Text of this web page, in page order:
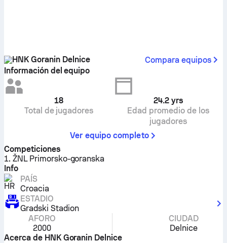
HNK Goranin Delnice
Compara equipos
Información del equipo
18
Total de jugadores
24.2 yrs
Edad promedio de los
jugadores
Ver equipo completo
Competiciones
1. ŽNL Primorsko-goranska
Info
PAÍS
Croacia
ESTADIO
Gradski Stadion
AFORO
2000
CIUDAD
Delnice
Acerca de HNK Goranin Delnice